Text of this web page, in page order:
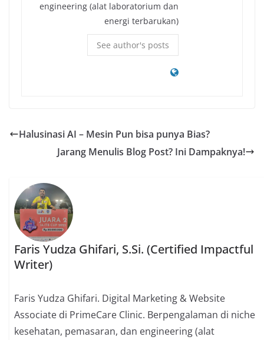
engineering (alat laboratorium dan
energi terbarukan)
See author's posts
Halusinasi AI – Mesin Pun bisa punya Bias?
Jarang Menulis Blog Post? Ini Dampaknya!
Faris Yudza Ghifari, S.Si. (Certified Impactful
Writer)
Faris Yudza Ghifari. Digital Marketing & Website
Associate di PrimeCare Clinic. Berpengalaman di niche
kesehatan, pemasaran, dan engineering (alat